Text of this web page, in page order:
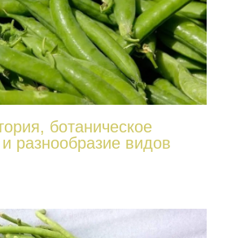
ботаническое
разнообразие видов